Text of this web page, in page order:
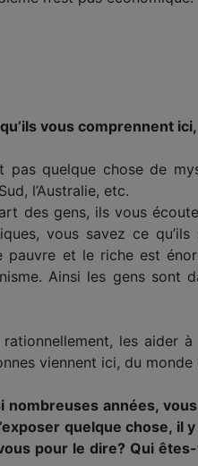
vous comprennent ici,
pas quelque chose de
l’Australie, etc.
des gens, ils vous
vous savez ce
pauvre et le riche est
Ainsi les gens sont
les aider
viennent ici, du monde
années,
quelque chose,
pour le dire? Qui